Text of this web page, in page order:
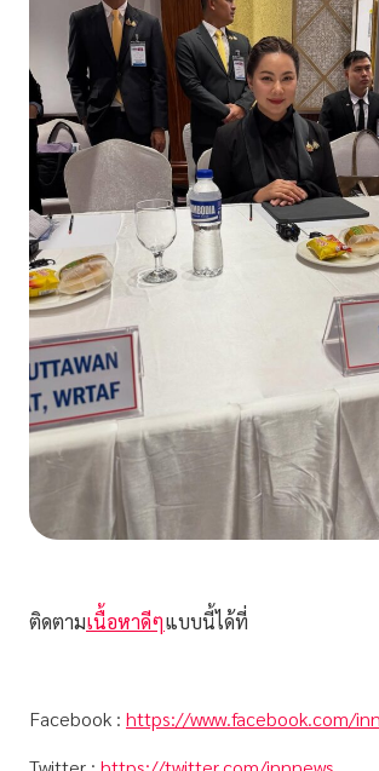
ติดตามเนื้อหาดีๆแบบนี้ได้ที่
Facebook : https://www.facebook.com/